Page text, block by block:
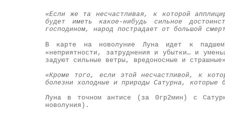
«Если же та несчастливая, к которой
будет иметь какое-нибудь сильное
господином, народ пострадает от большой
В карте на новолуние Луна идет к
«неприятности, затруднения и убытки… и
задуют сильные ветры, вредоносные и
«Кроме того, если этой несчастливой, к
болезни холодные и природы Сатурна,
Луна в точном антисе (за 0гр2мин) с
новолуния).